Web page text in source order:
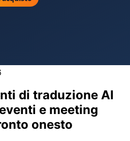
di traduzione AI
e meeting
onesto